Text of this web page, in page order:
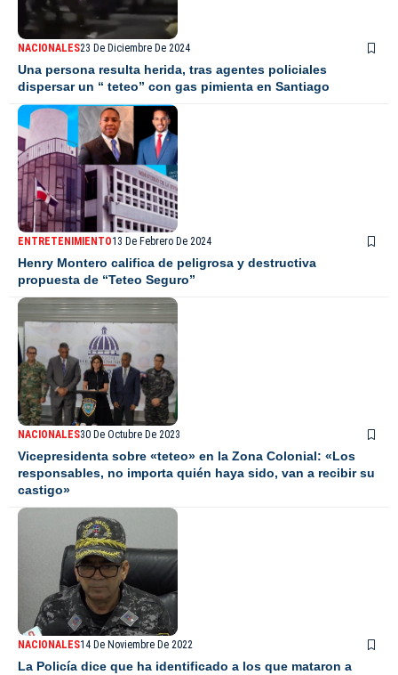
NACIONALES23 De Diciembre De 2024
Una persona resulta herida, tras agentes policiales
dispersar un “ teteo” con gas pimienta en Santiago
ENTRETENIMIENTO13 De Febrero De 2024
Henry Montero califica de peligrosa y destructiva
propuesta de “Teteo Seguro”
NACIONALES30 De Octubre De 2023
Vicepresidenta sobre «teteo» en la Zona Colonial: «Los
responsables, no importa quién haya sido, van a recibir su
castigo»
NACIONALES14 De Noviembre De 2022
La Policía dice que ha identificado a los que mataron a